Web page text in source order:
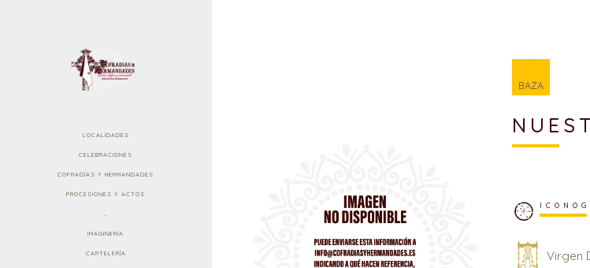
LOCALIDADES
CELEBRACIONES
COFRADÍAS Y HERMANDADES
PROCESIONES Y ACTOS
.
IMAGINERÍA
CARTELERÍA
BAZA
Virgen